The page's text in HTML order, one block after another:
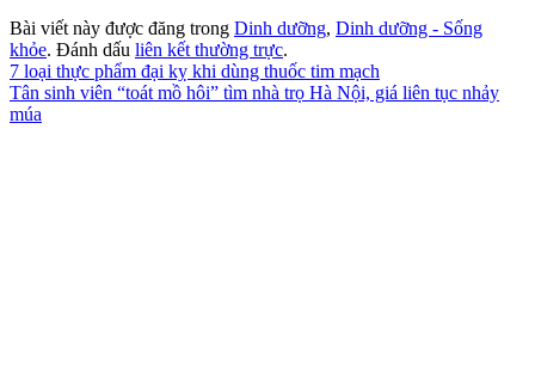
Bài viết này được đăng trong Dinh dưỡng, Dinh dưỡng - Sống
khỏe. Đánh dấu liên kết thường trực.
7 loại thực phẩm đại kỵ khi dùng thuốc tim mạch
Tân sinh viên “toát mồ hôi” tìm nhà trọ Hà Nội, giá liên tục nhảy
múa